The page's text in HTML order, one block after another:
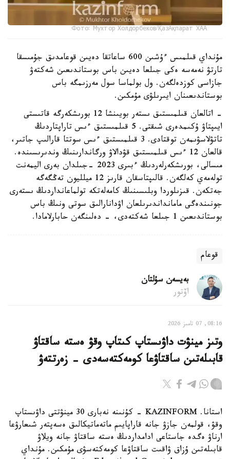
Фото: Мухтор Холдорбеков/ҚазАқпарат ХАА
مۇنداي قىلمىس ءۇشىن 600 ساعاتقا دەيىن قوعامدىق جۇمىسقا
تارتۋ نەمەسە ەكى جىلعا دەيىن باس بوستاندىعىن شەكتەۋ
جازاسى كوزدەلگەن. ول بولماسا سول مەرزىمگە باس
بوستاندىعىنان ايىرىلۋى مۇمكىن.
- اتالعان قىلمىستىق ىستەر بويىنشا 12 بورىشكەرگە قاتىستى
ايىپتاۋ ۇكىمدەرى شىقتى. 5 قىلمىستىق ءىس تاراپتاردىڭ
تاتۋلاسۋىمەن توقتادى. 3 قىلمىستىق ءىس سوتتا قارالىپ جاتىر،
قالعان 12 ءىس قىلمىستىق قۋدالاۋ ورگاندارىنىڭ وندىرىسىندە.
مىسالى، بورىشكەرلەردىڭ ءبىرى 2023 -جىلدان بەرى اليمەنت
تولەمەي كەلگەن. قالىپتاسقان قارىز 12 ميلليون تەڭگەگە
جەتكەن. قىزىلوردا وبلىسىنىڭ كامەلەتكە تولماعانداردىڭ ىستەرى
جونىندەگى مامانداندىرىلعان اۋدانارالىق سوتى ونىڭ باس
بوستاندىعىن 1 جىلعا شەكتەدى، - دەلىنگەن حابارلامادا.
قوعام
بەيسەن سۇلتان
اۆتور
08:16, 07 تامىز 2026
وتىز مينۋت داۋىستاپ كىتاپ وقۋ ەستە ساقتاۋ
قابىلەتىن ساقتاۋعا كومەكتەسەدى - زەرتتەۋ
استانا. KAZINFORM - كۇنىنە نەبارى 30 مينۋتتى داۋىستاپ
وقۋ، قولمەن جازۋ جانە قاراپايىم ماتەماتيكالىق ەسەپتەر شىعارۋعا
ارناۋ ەگدە جاستاعى ادامداردىڭ ەستە ساقتاۋ جانە ويلاۋ
قابىلەتىن ۇزاق ۋاقىت ساقتاۋعا كومەكتەسۋى مۇمكىن. مۇنداي